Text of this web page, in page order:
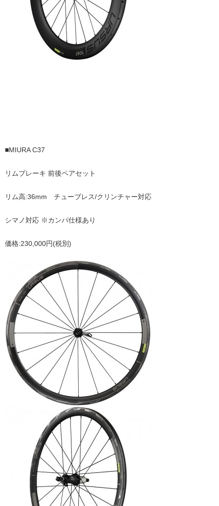
■MIURA C37
リムブレーキ 前後ペアセット
リム高:36mm チューブレス/クリンチャー対応
シマノ対応 ※カンパ仕様あり
価格:230,000円(税別)